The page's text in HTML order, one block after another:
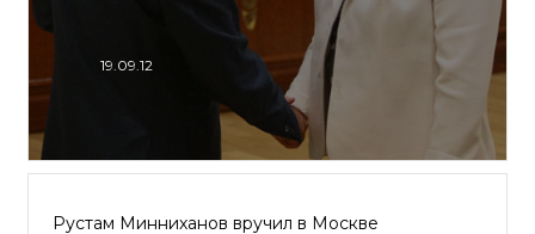
19.09.12
Рустам Минниханов вручил в Москве